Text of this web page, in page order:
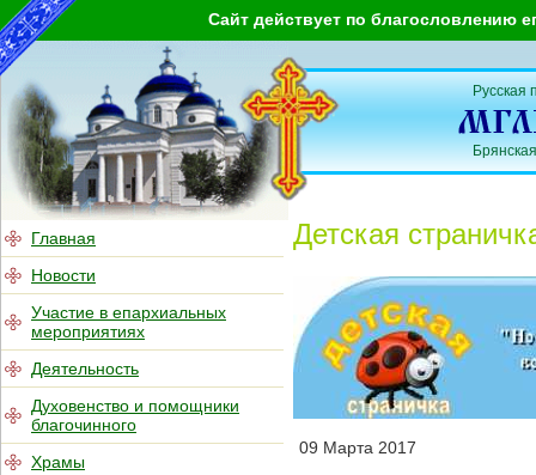
Сайт действует по благословлению
Главная
Новости
Участие в епархиальных
мероприятиях
Деятельность
Духовенство и помощники
благочинного
Храмы
Русская
Детская
09 Марта 2017